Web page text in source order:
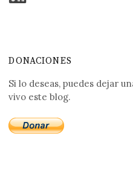
DONACIONES
Si lo deseas, puedes dejar
vivo este blog.